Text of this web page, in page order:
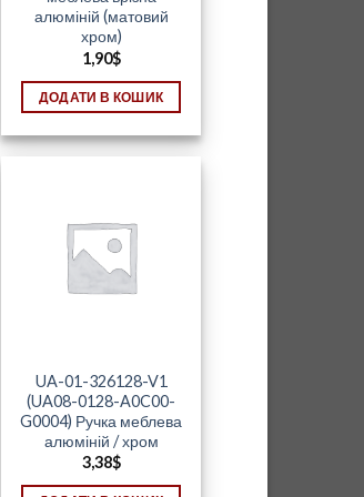
алюміній (матовий
хром)
1,90$
ДОДАТИ В КОШИК
UA-01-326128-V1
(UA08-0128-A0C00-
G0004) Ручка меблева
алюміній / хром
3,38$